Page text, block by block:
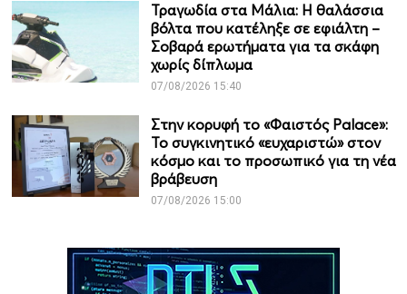
Τραγωδία στα Μάλια: Η θαλάσσια
βόλτα που κατέληξε σε εφιάλτη –
Σοβαρά ερωτήματα για τα σκάφη
χωρίς δίπλωμα
07/08/2026 15:40
Στην κορυφή το «Φαιστός Palace»:
Το συγκινητικό «ευχαριστώ» στον
κόσμο και το προσωπικό για τη νέα
βράβευση
07/08/2026 15:00